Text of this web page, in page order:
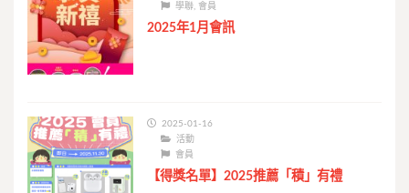
學聯, 會員
2025年1月會訊
2025-01-16
活動
會員
【得獎名單】2025推薦「積」有禮